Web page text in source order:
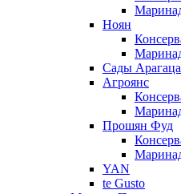
Ноян
Сады Арагаца
Агроянс
Прошян Фуд
YAN
te Gusto